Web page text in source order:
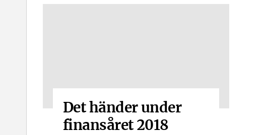
Det händer under
finansåret 2018